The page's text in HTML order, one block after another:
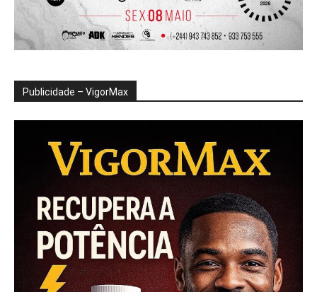
Publicidade – VigorMax